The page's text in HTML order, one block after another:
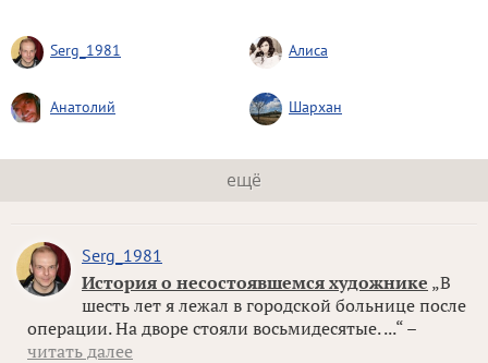
Serg_1981 Алиса
Анатолий Шархан
ещё
Serg_1981
История о несостоявшемся художнике „В
шесть лет я лежал в городской больнице после
операции. На дворе стояли восьмидесятые. ...“ –
читать далее